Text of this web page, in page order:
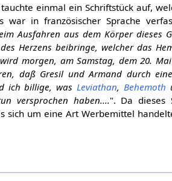
einmal ein Schriftstück auf,
war in französischer Sprache
Ausfahren aus dem Körper dieses
Herzens beibringe, welcher das
morgen, am Samstag, dem 20.
daß Gresil und Armand durch
ich billige, was Leviathan, Behemoth
versprochen haben....". Da dieses
sich um eine Art Werbemittel